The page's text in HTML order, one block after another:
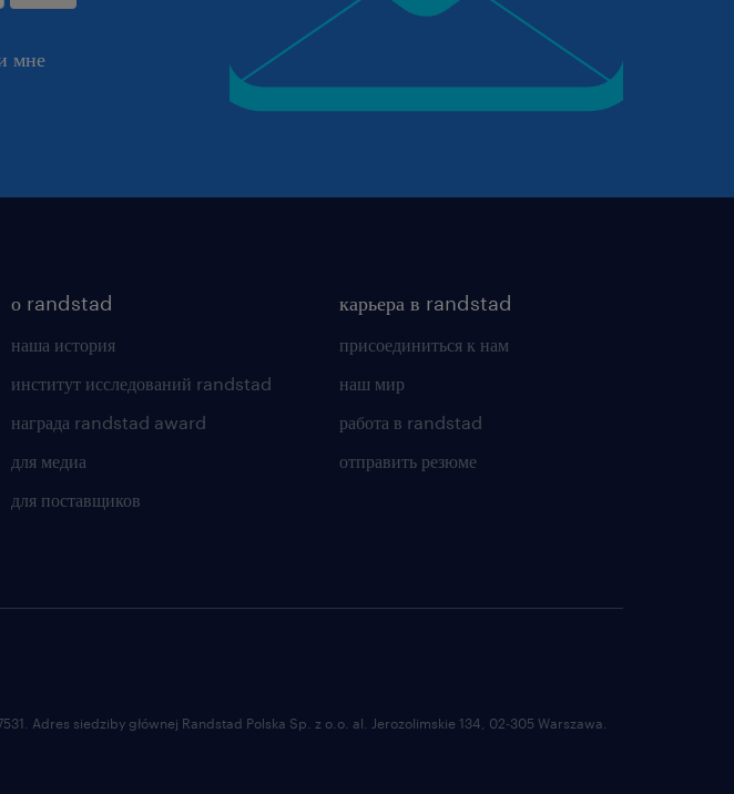
мне
о randstad
наша история
институт исследований randstad
награда randstad award
для медиа
для поставщиков
карьера в randstad
присоединиться к нам
наш мир
работа в randstad
отправить резюме
Adres siedziby głównej Randstad Polska Sp. z o.o. al. Jerozolimskie 134, 02-305 Warszawa.